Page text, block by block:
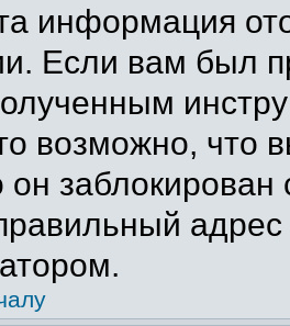
информация
Если вам был
возможно, что
он
адрес